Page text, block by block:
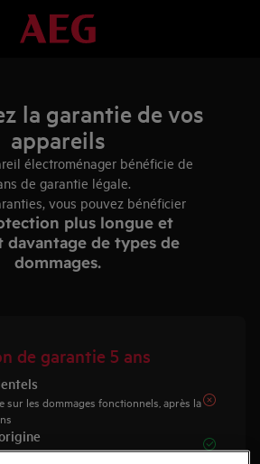
la garantie de vos
appareils
électroménager bénéficie de
de garantie légale.
vous pouvez bénéficier
plus longue et
davantage de types de
dommages.
de garantie 5 ans
sur les dommages fonctionnels, après la
par nos techniciens agréés.